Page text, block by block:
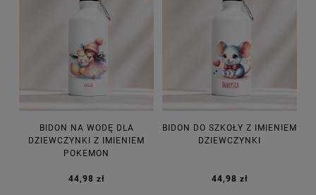
BIDON NA WODĘ DLA
DZIEWCZYNKI Z IMIENIEM
POKEMON
44,98 zł
BIDON DO SZKOŁY Z IMIENIEM
DZIEWCZYNKI
44,98 zł